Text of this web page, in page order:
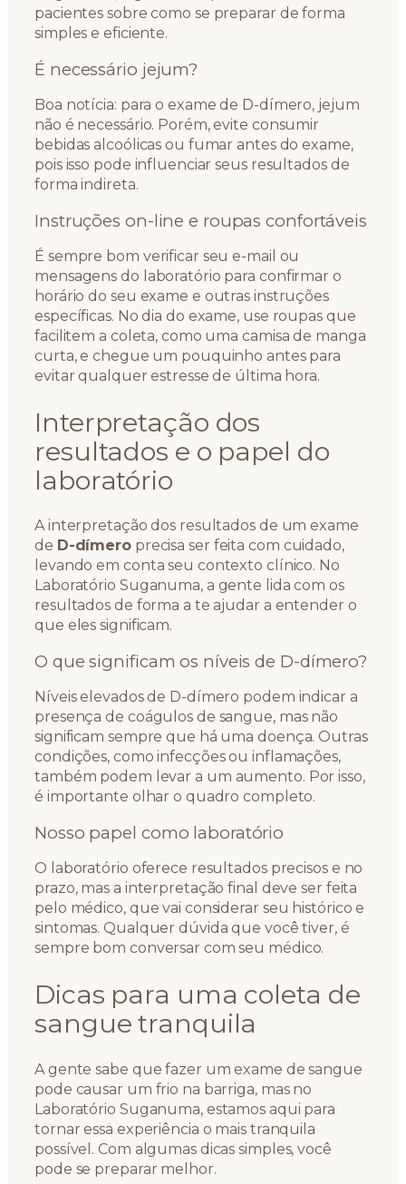
pacientes sobre como se preparar de forma
simples e eficiente.
É necessário jejum?
Boa notícia: para o exame de D-dímero, jejum
não é necessário. Porém, evite consumir
bebidas alcoólicas ou fumar antes do exame,
pois isso pode influenciar seus resultados de
forma indireta.
Instruções on-line e roupas confortáveis
É sempre bom verificar seu e-mail ou
mensagens do laboratório para confirmar o
horário do seu exame e outras instruções
específicas. No dia do exame, use roupas que
facilitem a coleta, como uma camisa de manga
curta, e chegue um pouquinho antes para
evitar qualquer estresse de última hora.
Interpretação dos
resultados e o papel do
laboratório
A interpretação dos resultados de um exame
de D-dímeroprecisa ser feita com cuidado,
levando em conta seu contexto clínico. No
Laboratório Suganuma, a gente lida com os
resultados de forma a te ajudar a entender o
que eles significam.
O que significam os níveis de D-dímero?
Níveis elevados de D-dímero podem indicar a
presença de coágulos de sangue, mas não
significam sempre que há uma doença. Outras
condições, como infecções ou inflamações,
também podem levar a um aumento. Por isso,
é importante olhar o quadro completo.
Nosso papel como laboratório
O laboratório oferece resultados precisos e no
prazo, mas a interpretação final deve ser feita
pelo médico, que vai considerar seu histórico e
sintomas. Qualquer dúvida que você tiver, é
sempre bom conversar com seu médico.
Dicas para uma coleta de
sangue tranquila
A gente sabe que fazer um exame de sangue
pode causar um frio na barriga, mas no
Laboratório Suganuma, estamos aqui para
tornar essa experiência o mais tranquila
possível. Com algumas dicas simples, você
pode se preparar melhor.